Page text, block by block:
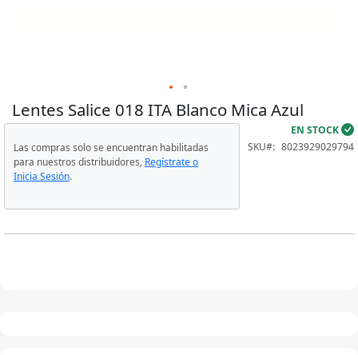
Skip
to
beginning
of
the
gallery
Lentes Salice 018 ITA Blanco Mica Azul
EN STOCK
SKU
8023929029794
Las compras solo se encuentran habilitadas
para nuestros distribuidores, Regístrate o
Inicia Sesión.
Modelo 026
Modelo 028